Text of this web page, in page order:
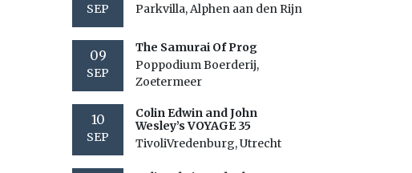
SEP
Parkvilla, Alphen aan den Rijn
09
SEP
The Samurai Of Prog
Poppodium Boerderij,
Zoetermeer
10
SEP
Colin Edwin and John
Wesley’s VOYAGE 35
TivoliVredenburg, Utrecht